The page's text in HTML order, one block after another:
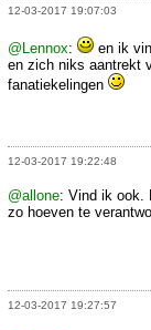
12-03-2017 19:07:03
@Lennox:
en ik
en zich niks aantrekt
fanatiekelingen
12-03-2017 19:22:48
@allone: Vind ik ook.
zo hoeven te
12-03-2017 19:27:57